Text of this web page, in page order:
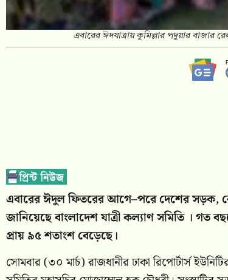
এবারের ঈদযাত্রায় কুমিল্লার পদুয়ার বাজার
এবারের ঈদুল ফিতরের আগে–পরে দেশের
জানিয়েছে বাংলাদেশ যাত্রী কল্যাণ সমিতি । গত
প্রায় ৯৫ শতাংশ বেড়েছে।
সোমবার (৩০ মার্চ) রাজধানীর ঢাকা রিপোর্টার্স